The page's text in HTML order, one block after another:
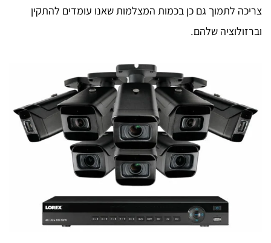
צריכה לתמוך גם כן בכמות המצלמות שאנו עומדים להתקין
וברזולוציה שלהם.